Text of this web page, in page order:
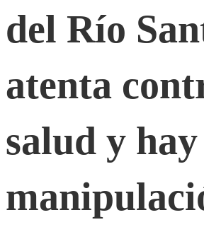
Santiago
atenta
contra
la
del Río
atenta
salud y hay